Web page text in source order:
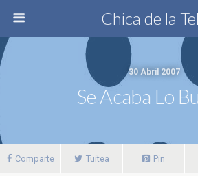
Chica de la
30 Abril 2007
Se Acaba Lo
Comparte Tuitea Pin